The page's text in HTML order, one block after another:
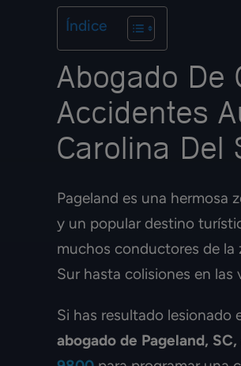
Índice
Abogado De
Accidentes
Carolina Del
Pageland es una hermosa
y un popular destino
muchos conductores de la
Sur hasta colisiones en
Si has resultado
abogado de Pageland,